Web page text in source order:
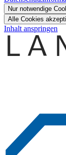
Nur notwendige
Alle Cookies
Inhalt anspringen